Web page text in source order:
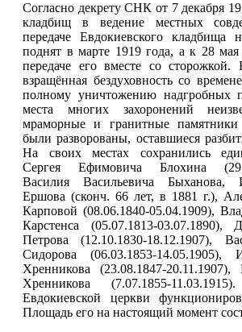
Согласно декрету СНК от 7 декабря
кладбищ в ведение местных
передаче Евдокиевского кладбища
поднят в марте 1919 года, а к 28
передаче его вместе со сторожкой.
взращённая бездуховность со
полному уничтожению надгробных
места многих захоронений
мраморные и гранитные памятники
были разворованы, оставшиеся
На своих местах сохранились
Сергея Ефимовича Блохина
Василия Васильевича Быханова,
Ершова (сконч. 66 лет, в 1881 г.),
Карповой (08.06.1840-05.04.1909),
Карстенса (05.07.1813-03.07.1890),
Петрова (12.10.1830-18.12.1907),
Сидорова (06.03.1853-14.05.1905),
Хренникова (23.08.1847-20.11.1907),
Хренникова (7.07.1855-
Евдокиевской церкви
Площадь его на настоящий момент